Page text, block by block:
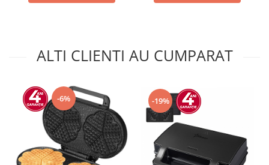
ALTI CLIENTI AU CUMPARAT
-6% -19%